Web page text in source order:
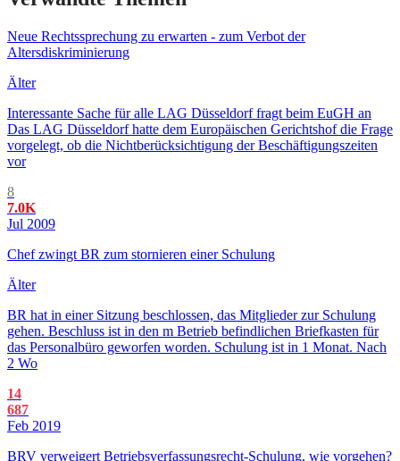
Neue Rechtssprechung zu erwarten - zum Verbot der
Altersdiskriminierung
Älter
Interessante Sache für alle LAG Düsseldorf fragt beim EuGH an
Das LAG Düsseldorf hatte dem Europäischen Gerichtshof die Frage
vorgelegt, ob die Nichtberücksichtigung der Beschäftigungszeiten
vor
8
7.0K
Jul 2009
Chef zwingt BR zum stornieren einer Schulung
Älter
BR hat in einer Sitzung beschlossen, das Mitglieder zur Schulung
gehen. Beschluss ist in den m Betrieb befindlichen Briefkasten für
das Personalbüro geworfen worden. Schulung ist in 1 Monat. Nach
2 Wo
14
687
Feb 2019
BRV verweigert Betriebsverfassungsrecht-Schulung, wie vorgehen?